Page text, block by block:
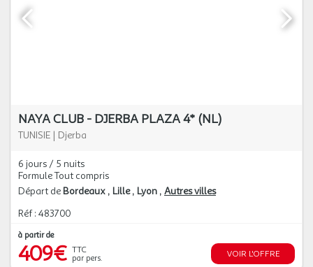
NAYA CLUB - DJERBA PLAZA 4* (NL)
TUNISIE | Djerba
6 jours / 5 nuits
Formule Tout compris
Départ de Bordeaux Lille Lyon Autres villes
Réf : 483700
à partir de
409€ TTC
par pers.
VOIR L'OFFRE